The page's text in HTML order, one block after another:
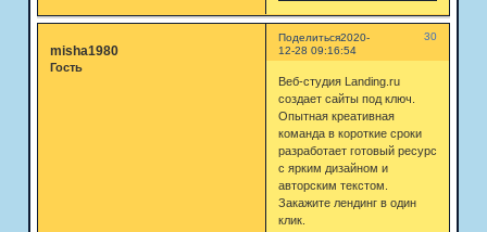
Поделиться 30
2020-
12-28 09:16:54
misha1980
Гость
Веб-студия Landing.ru
создает сайты под ключ.
Опытная креативная
команда в короткие сроки
разработает готовый ресурс
с ярким дизайном и
авторским текстом.
Закажите лендинг в один
клик.